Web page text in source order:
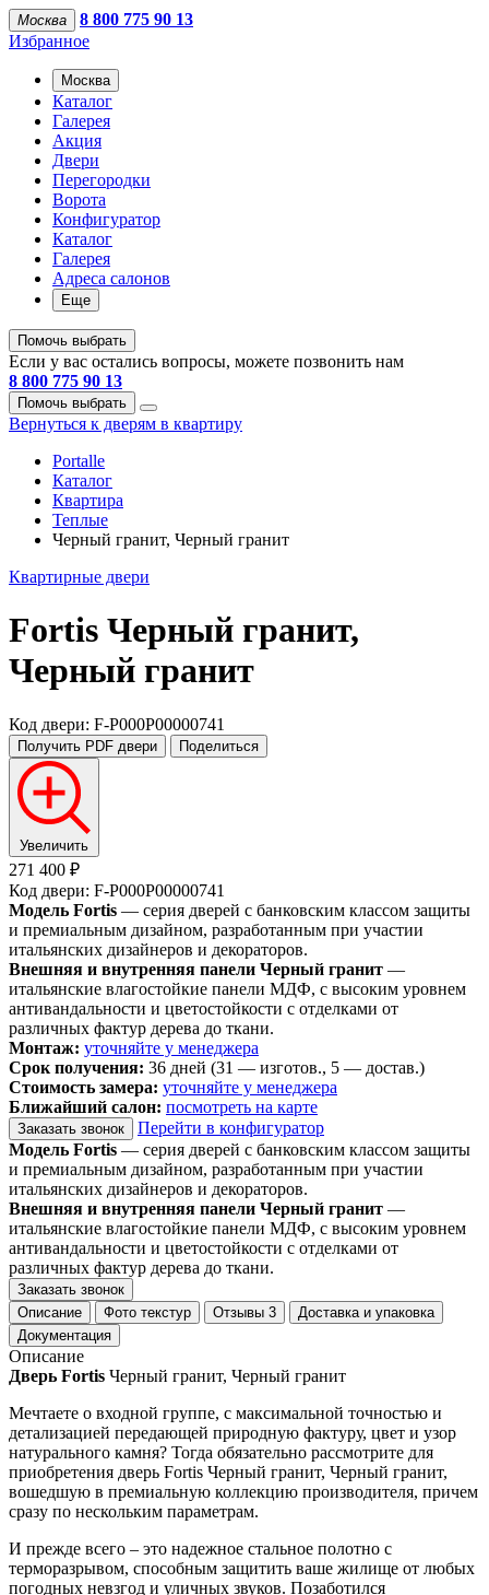
Москва
8 800 775 90 13
Избранное
Москва
Каталог
Галерея
Акция
Двери
Перегородки
Ворота
Конфигуратор
Каталог
Галерея
Адреса салонов
Еще
Помочь выбрать
Если у вас остались вопросы, можете позвонить нам
8 800 775 90 13
Помочь выбрать
Вернуться к дверям в квартиру
Portalle
Каталог
Квартира
Теплые
Черный гранит, Черный гранит
Квартирные двери
Fortis Черный гранит,
Черный гранит
Код двери: F-P000P00000741
Получить PDF двери Поделиться
Увеличить
271 400 ₽
Код двери: F-P000P00000741
Модель Fortis — серия дверей с банковским классом защиты
и премиальным дизайном, разработанным при участии
итальянских дизайнеров и декораторов.
Внешняя и внутренняя панели Черный гранит —
итальянские влагостойкие панели МДФ, с высоким уровнем
антивандальности и цветостойкости с отделками от
различных фактур дерева до ткани.
Монтаж: уточняйте у менеджера
Срок получения: 36 дней (31 — изготов., 5 — достав.)
Стоимость замера: уточняйте у менеджера
Ближайший салон: посмотреть на карте
Заказать звонок
Перейти в конфигуратор
Модель Fortis — серия дверей с банковским классом защиты
и премиальным дизайном, разработанным при участии
итальянских дизайнеров и декораторов.
Внешняя и внутренняя панели Черный гранит —
итальянские влагостойкие панели МДФ, с высоким уровнем
антивандальности и цветостойкости с отделками от
различных фактур дерева до ткани.
Заказать звонок
Описание
Фото текстур Отзывы 3
Доставка и упаковка
Документация
Описание
Дверь Fortis Черный гранит, Черный гранит
Мечтаете о входной группе, с максимальной точностью и
детализацией передающей природную фактуру, цвет и узор
натурального камня? Тогда обязательно рассмотрите для
приобретения дверь Fortis Черный гранит, Черный гранит,
вошедшую в премиальную коллекцию производителя, причем
сразу по нескольким параметрам.
И прежде всего – это надежное стальное полотно с
терморазрывом, способным защитить ваше жилище от любых
погодных невзгод и уличных звуков. Позаботился